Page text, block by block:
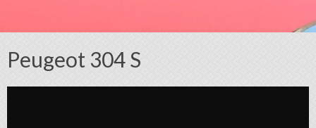
Peugeot 304 S